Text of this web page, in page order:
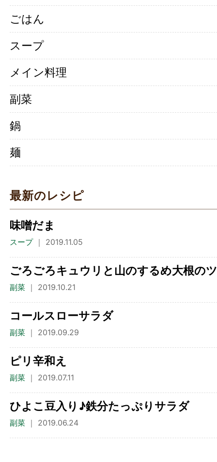
ごはん
スープ
メイン料理
副菜
鍋
麺
最新のレシピ
味噌だま
スープ ｜ 2019.11.05
ごろごろキュウリと山のするめ大根の
副菜 ｜ 2019.10.21
コールスローサラダ
副菜 ｜ 2019.09.29
ピリ辛和え
副菜 ｜ 2019.07.11
ひよこ豆入り♪鉄分たっぷりサラダ
副菜 ｜ 2019.06.24